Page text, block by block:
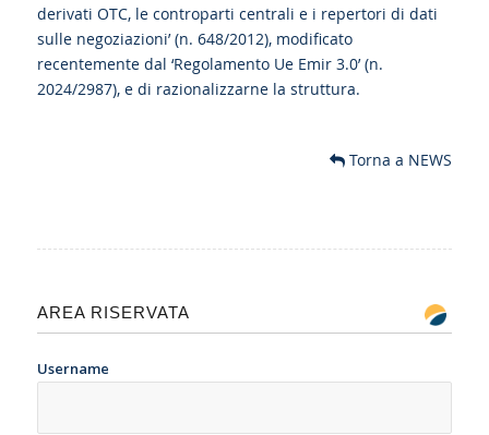
derivati OTC, le controparti centrali e i repertori di dati
sulle negoziazioni’ (n. 648/2012), modificato
recentemente dal ‘Regolamento Ue Emir 3.0’ (n.
2024/2987), e di razionalizzarne la struttura.
Torna a NEWS
AREA RISERVATA
Username